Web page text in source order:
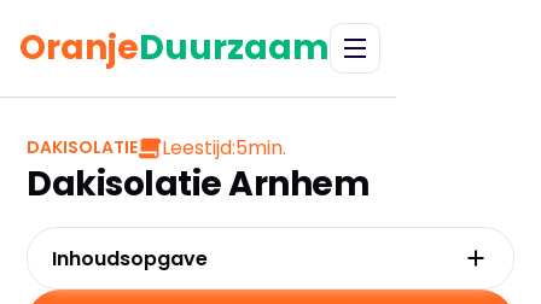
OranjeDuurzaam
DAKISOLATIE Leestijd:5min.
Dakisolatie Arnhem
Inhoudsopgave
Waarom kiezen voor dakisolatie in Arnhem?